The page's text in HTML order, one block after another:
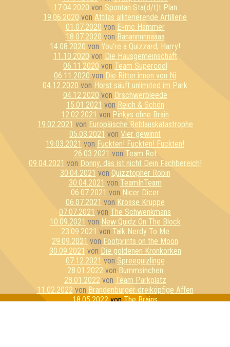
17.04.2020 von Spontan Sta(d/t)t Plan
19.06.2020 von Attilas alliterierende Artillerie
01.07.2020 von E=mc Hammer
18.07.2020 von Banannnnnaaaa
14.08.2020 von You're a Quizzard, Harry!
11.10.2020 von Die Hausgemeinschaft
06.11.2020 von Team Supercool
06.11.2020 von Die Ritter:innen von Ni
04.12.2020 von Horst säuft unlimited im Park
04.12.2020 von Orschwerbleede
15.01.2021 von Reich & Schön
12.02.2021 von Pinkys ohne Brain
19.02.2021 von Europäische Reblauskatastrophe
05.03.2021 von Vier gewinnt
19.03.2021 von Fuckten! Fuckten! Fuckten!
26.03.2021 von Team Rot
09.04.2021 von Donny, das ist nicht Dein Fachbereich!
30.04.2021 von Quizztopher Robin
30.04.2021 von TeamInTeam
06.07.2021 von Nicer Dicer
06.07.2021 von Krosse Kruppe
07.07.2021 von The Schwenkmans
10.09.2021 von New Quidz On The Block
23.09.2021 von Talk Nerdy To Me
29.09.2021 von Footprints on the Moon
30.09.2021 von Die goldenen Kronkorken
07.12.2021 von Spreequizlinge
28.01.2022 von Bummsinchen
28.01.2022 von Team Parkplatz
11.02.2022 von Brandenburger dreiköpfige Affen
18.05.2022vonThe Brains